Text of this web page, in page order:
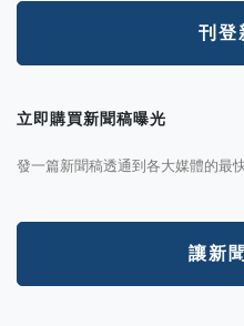
刊登
立即購買新聞稿曝光
發一篇新聞稿透通到各大媒體的最
讓新